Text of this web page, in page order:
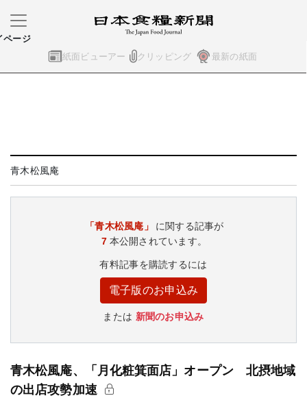
紙面ビューアー クリッピング 最新の紙面
ページ
青木松風庵
「青木松風庵」
に関する記事が
7 本公開されています。
有料記事を購読するには
電子版のお申込み
または 新聞のお申込み
青木松風庵、「月化粧箕面店」オープン 北摂地域
の出店攻勢加速